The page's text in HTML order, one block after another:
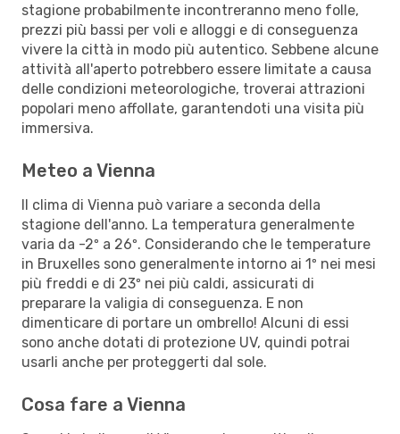
stagione probabilmente incontreranno meno folle,
prezzi più bassi per voli e alloggi e di conseguenza
vivere la città in modo più autentico. Sebbene alcune
attività all'aperto potrebbero essere limitate a causa
delle condizioni meteorologiche, troverai attrazioni
popolari meno affollate, garantendoti una visita più
immersiva.
Meteo a Vienna
Il clima di Vienna può variare a seconda della
stagione dell'anno. La temperatura generalmente
varia da -2º a 26º. Considerando che le temperature
in Bruxelles sono generalmente intorno ai 1º nei mesi
più freddi e di 23º nei più caldi, assicurati di
preparare la valigia di conseguenza. E non
dimenticare di portare un ombrello! Alcuni di essi
sono anche dotati di protezione UV, quindi potrai
usarli anche per proteggerti dal sole.
Cosa fare a Vienna